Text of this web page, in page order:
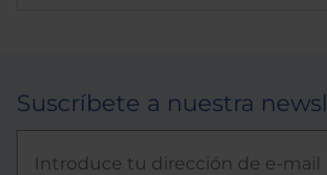
Suscríbete a nuestra